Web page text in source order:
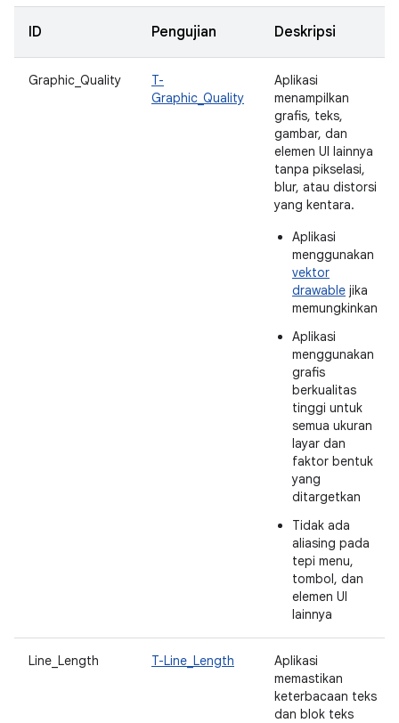
ID Pengujian Deskripsi
Graphic_Quality
T-
Graphic_Quality
Aplikasi
menampilkan
grafis, teks,
gambar, dan
elemen UI lainnya
tanpa pikselasi,
blur, atau distorsi
yang kentara.
Aplikasi
menggunakan
vektor
drawable jika
memungkinkan
Aplikasi
menggunakan
grafis
berkualitas
tinggi untuk
semua ukuran
layar dan
faktor bentuk
yang
ditargetkan
Tidak ada
aliasing pada
tepi menu,
tombol, dan
elemen UI
lainnya
Line_Length T-Line_Length
Aplikasi
memastikan
keterbacaan teks
dan blok teks